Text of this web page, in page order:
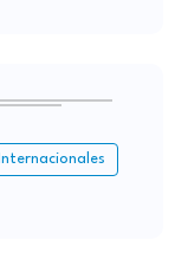
Internacionales